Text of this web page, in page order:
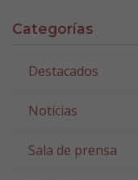
Categorías
Destacados
Noticias
Sala de prensa